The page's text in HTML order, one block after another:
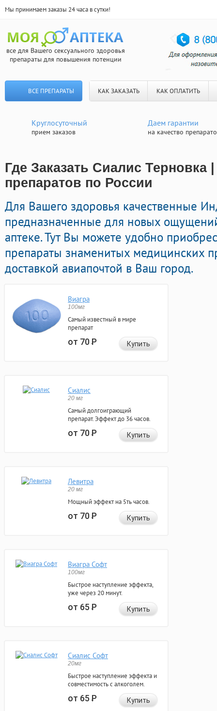
Мы принимаем заказы 24 часа в сутки!
все для Вашего сексуального здоровья
препараты для повышения потенции
ВСЕ ПРЕПАРАТЫ КАК ЗАКАЗАТЬ КАК ОПЛАТИТЬ
Круглосуточный
прием заказов
Даем гарантии
на качество
Где Заказать Сиалис Терновка
препаратов по России
Для Вашего здоровья качественные
предназначенные для новых
аптеке. Тут Вы можете удобно
препараты знаменитых медицинских
доставкой авиапочтой в Ваш город.
Виагра
100мг
Самый известный в мире
препарат
от 70Р Купить
Сиалис
20 мг
Самый долгоиграющий
препарат. Эффект до 36 часов.
от 70Р Купить
Левитра
20 мг
Мощный эффект на 5ть часов.
от 70Р Купить
Виагра Софт
100мг
Быстрое наступление эффекта,
уже через 20 минут.
от 65Р Купить
Сиалис Софт
20мг
Быстрое наступление эффекта и
совместимость с алкоголем.
от 65Р Купить